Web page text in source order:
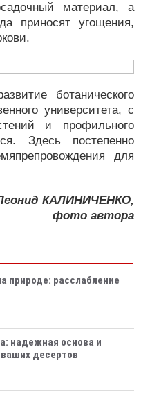
материал, а
приносят угощения,
ботанического
университета, с
и профильного
Здесь постепенно
для
КАЛИНИЧЕНКО,
фото автора
природе: расслабление
надежная основа и
десертов